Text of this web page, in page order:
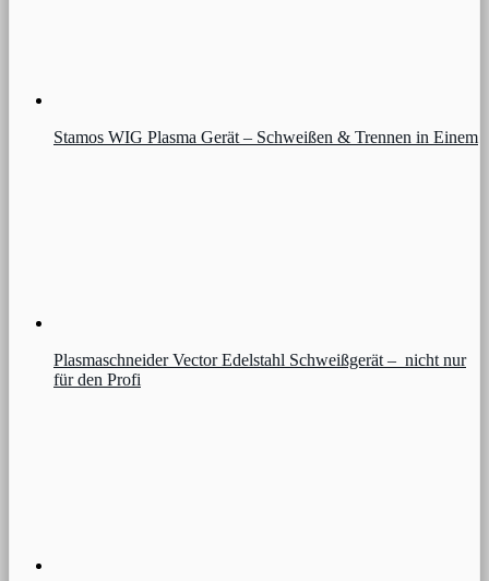
Stamos WIG Plasma Gerät – Schweißen & Trennen in Einem
Plasmaschneider Vector Edelstahl Schweißgerät – nicht nur
für den Profi